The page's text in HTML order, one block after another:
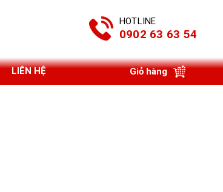
HOTLINE
0902 63 63 54
LIÊN HỆ Giỏ hàng